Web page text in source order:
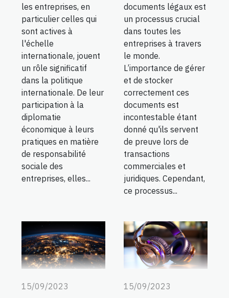
les entreprises, en
particulier celles qui
sont actives à
l'échelle
internationale, jouent
un rôle significatif
dans la politique
internationale. De leur
participation à la
diplomatie
économique à leurs
pratiques en matière
de responsabilité
sociale des
entreprises, elles...
documents légaux est
un processus crucial
dans toutes les
entreprises à travers
le monde.
L’importance de gérer
et de stocker
correctement ces
documents est
incontestable étant
donné qu'ils servent
de preuve lors de
transactions
commerciales et
juridiques. Cependant,
ce processus...
15/09/2023
15/09/2023